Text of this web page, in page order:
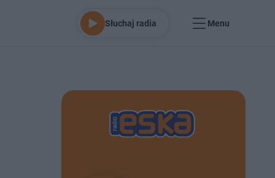
Słuchaj radia Menu